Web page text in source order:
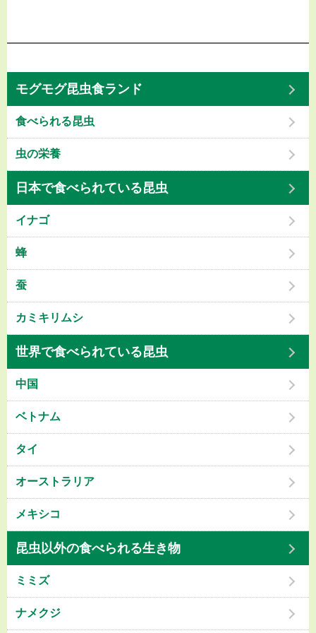
モグモグ昆虫食ランド
食べられる昆虫
虫の栄養
日本で食べられている昆虫
イナゴ
蜂
蚕
カミキリムシ
世界で食べられている昆虫
中国
ベトナム
タイ
オーストラリア
メキシコ
昆虫以外の食べられる生き物
ミミズ
ナメクジ